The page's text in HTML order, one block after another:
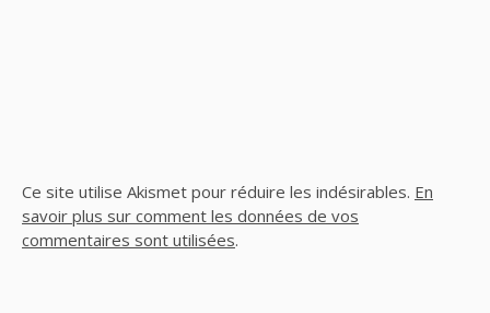
Ce site utilise Akismet pour réduire les indésirables. En
savoir plus sur comment les données de vos
commentaires sont utilisées.